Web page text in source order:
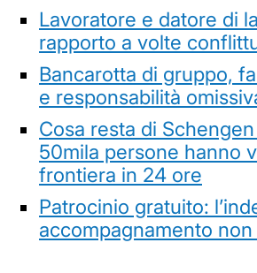
Lavoratore e datore di
rapporto a volte
Bancarotta di gruppo,
e responsabilità
Cosa resta di
50mila persone hanno
frontiera in 24 ore
Patrocinio gratuito:
accompagnamento